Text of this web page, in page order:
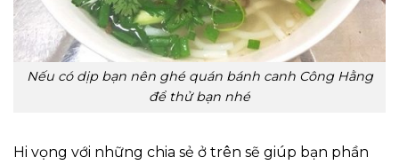
Nếu có dịp bạn nên ghé quán bánh canh Công Hằng
để thử bạn nhé
Hi vọng với những chia sẻ ở trên sẽ giúp bạn phần